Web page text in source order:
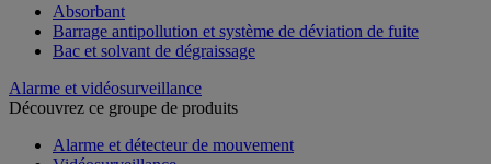
Absorbant
Barrage antipollution et système de déviation de fuite
Bac et solvant de dégraissage
Alarme et vidéosurveillance
Découvrez ce groupe de produits
Alarme et détecteur de mouvement